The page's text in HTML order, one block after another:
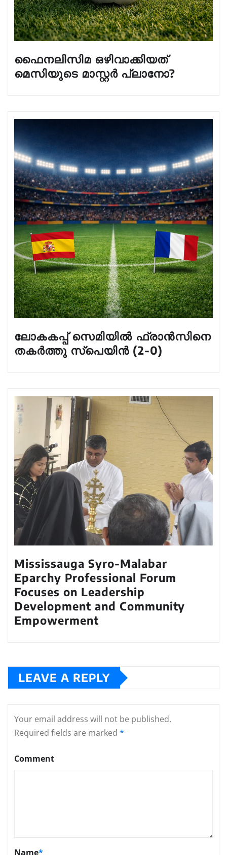
ഫൈനലിസിമ ഒഴിവാക്കിയത്
മെസിയുടെ മാസ്റ്റർ പ്ലാനോ?
ലോകകപ്പ് സെമിയിൽ ഫ്രാൻസിനെ
തകർത്തു സ്പെയിൻ (2-0)
Mississauga Syro-Malabar
Eparchy Professional Forum
Focuses on Leadership
Development and Community
Empowerment
LEAVE A REPLY
Your email address will not be published.
Required fields are marked *
Comment
Name*